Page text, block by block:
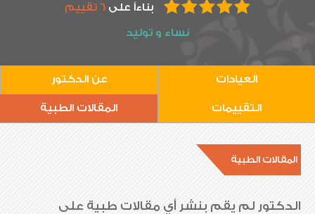
بناءاً على6 تقييم
نساء و توليد
العيادات عن الدكتور
التقييمات المقالات الطبية
المقالات الطبية
الدكتور لم يقم بنشر أي مقالات طبية على